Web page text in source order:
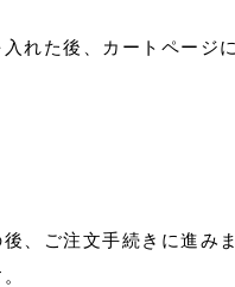
れた後、カートページ
、ご注文手続きに進み